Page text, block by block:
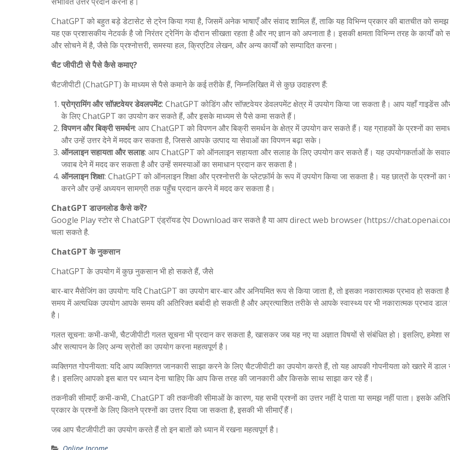
ChatGPT को बहुत बड़े डेटासेट से ट्रेन किया गया है, जिसमें अनेक भाषाएँ और संवाद शामिल हैं, ताकि यह विभिन्न प्रकार की बातचीत को
यह एक प्रशासकीय नेटवर्क है जो निरंतर ट्रेनिंग के दौरान सीखता रहता है और नए ज्ञान को अपनाता है। इसकी क्षमता विभिन्न तरह के कार्यों को
और सोचने में है, जैसे कि प्रश्नोत्तरी, समस्या हल, क्रिएटिव लेखन, और अन्य कार्यों को सम्पादित करना।
चैट जीपीटी से पैसे कैसे कमाए?
चैटजीपीटी (ChatGPT) के माध्यम से पैसे कमाने के कई तरीके हैं, निम्नलिखित में से कुछ उदाहरण हैं:
प्रोग्रामिंग और सॉफ़्टवेयर डेवलपमेंट: ChatGPT कोडिंग और सॉफ़्टवेयर डेवलपमेंट क्षेत्र में उपयोग किया जा सकता है। आप यहाँ गाइडेंस
के लिए ChatGPT का उपयोग कर सकते हैं, और इसके माध्यम से पैसे कमा सकते हैं।
विपणन और बिक्री समर्थन: आप ChatGPT को विपणन और बिक्री समर्थन के क्षेत्र में उपयोग कर सकते हैं। यह ग्राहकों के प्रश्नों का
और उन्हें उत्तर देने में मदद कर सकता है, जिससे आपके उत्पाद या सेवाओं का विपणन बढ़ा सके।
ऑनलाइन सहायता और सलाह: आप ChatGPT को ऑनलाइन सहायता और सलाह के लिए उपयोग कर सकते हैं। यह उपयोगकर्ताओं के
जवाब देने में मदद कर सकता है और उन्हें समस्याओं का समाधान प्रदान कर सकता है।
ऑनलाइन शिक्षा: ChatGPT को ऑनलाइन शिक्षा और प्रश्नोत्तरी के प्लेटफ़ॉर्म के रूप में उपयोग किया जा सकता है। यह छात्रों के प्रश्नों का
करने और उन्हें अध्ययन सामग्री तक पहुँच प्रदान करने में मदद कर सकता है।
ChatGPT डाउनलोड कैसे करें?
Google Play स्टोर से ChatGPT एंड्रॉयड ऐप Download कर सकते है या आप direct web browser (https://
चला सकते है.
ChatGPT के नुकसान
ChatGPT के उपयोग में कुछ नुकसान भी हो सकते हैं, जैसे
बार-बार मैसेजिंग का उपयोग: यदि ChatGPT का उपयोग बार-बार और अनियमित रूप से किया जाता है, तो इसका नकारात्मक प्रभाव हो सकता
समय में अत्यधिक उपयोग आपके समय की अतिरिक्त बर्बादी हो सकती है और अप्रत्याशित तरीके से आपके स्वास्थ्य पर भी नकारात्मक प्रभाव
है।
गलत सूचना: कभी-कभी, चैटजीपीटी गलत सूचना भी प्रदान कर सकता है, खासकर जब यह नए या अज्ञात विषयों से संबंधित हो। इसलिए, हमेशा
और सत्यापन के लिए अन्य स्रोतों का उपयोग करना महत्वपूर्ण है।
व्यक्तिगत गोपनीयता: यदि आप व्यक्तिगत जानकारी साझा करने के लिए चैटजीपीटी का उपयोग करते हैं, तो यह आपकी गोपनीयता को खतरे में
है। इसलिए आपको इस बात पर ध्यान देना चाहिए कि आप किस तरह की जानकारी और किसके साथ साझा कर रहे हैं।
तकनीकी सीमाएँ: कभी-कभी, ChatGPT की तकनीकी सीमाओं के कारण, यह सभी प्रश्नों का उत्तर नहीं दे पाता या समझ नहीं पाता। इसके
प्रकार के प्रश्नों के लिए कितने प्रश्नों का उत्तर दिया जा सकता है, इसकी भी सीमाएँ हैं।
जब आप चैटजीपीटी का उपयोग करते हैं तो इन बातों को ध्यान में रखना महत्वपूर्ण है।